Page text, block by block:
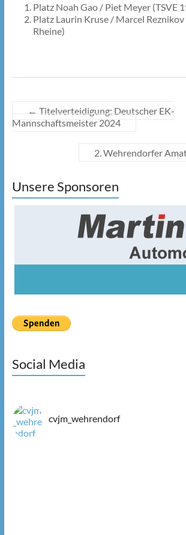
Platz Noah Gao / Piet Meyer (TSVE
Platz Laurin Kruse / Marcel Reznikov
Rheine)
← Titelverteidigung: Deutscher EK-
Mannschaftsmeister 2024
2. Wehrendorfer
Unsere Sponsoren
Social Media
cvjm_wehrendorf